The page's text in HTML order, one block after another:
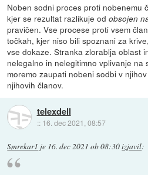
Noben sodni proces proti nobenemu
kjer se rezultat razlikuje odobsojen
pravičen. Vse procese proti vsem
točkah, kjer niso bili spoznani za
vse dokaze. Stranka zlorablja oblast
nelegalno in nelegitimno vplivanje na
moremo zaupati nobeni sodbi v
njihovih članov.
telexdell
:: 16. dec 2021, 08:57
Smrekar1 je 16. dec 2021 ob 08:30izjavil: